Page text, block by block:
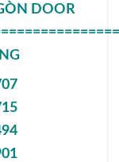
DOOR